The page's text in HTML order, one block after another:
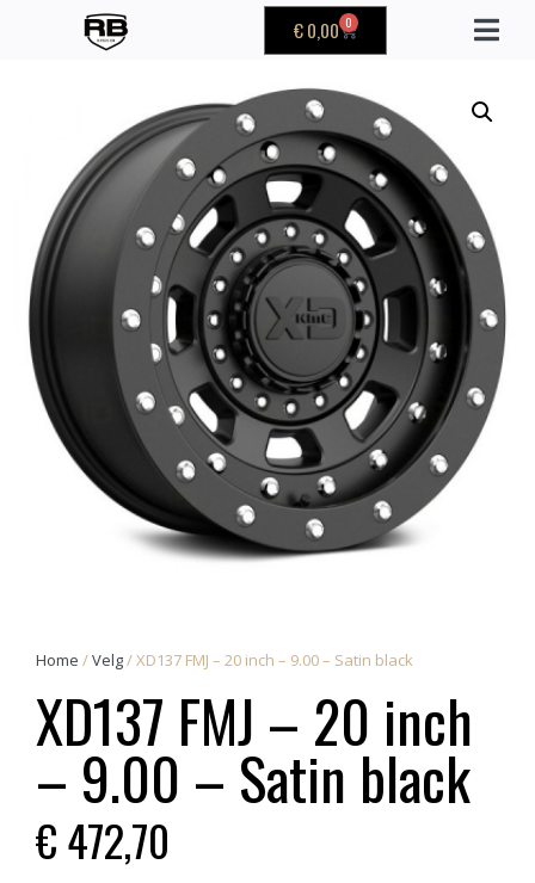
€0,00 0
Home /Velg/ XD137 FMJ – 20 inch – 9.00 – Satin black
XD137 FMJ – 20 inch
– 9.00 – Satin black
€472,70